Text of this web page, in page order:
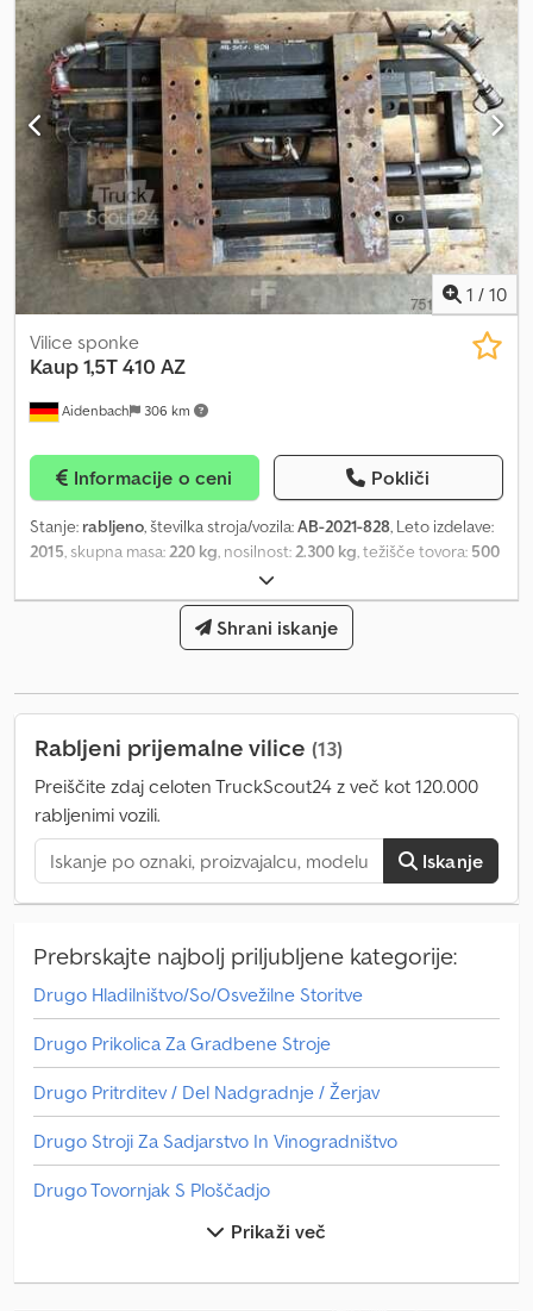
Ngqbofx Anmjha
1 / 10
Aidenbach 306 km
Vilice sponke
Kaup1,5T 410 AZ
Informacije o ceni Pokliči
Stanje: rabljeno, številka stroja/vozila:AB-2021-828, Leto izdelave:
2015, skupna masa:220 kg, nosilnost:2.300 kg, težišče tovora: 500
1.130 mm
spremembe pridržane! Codpsw Ar Rgsfx Anmjha
Shrani iskanje
Rabljeni prijemalne vilice (13)
Preiščite zdaj celoten TruckScout24 z več kot 120.000
rabljenimi vozili.
Iskanje
Prebrskajte najbolj priljubljene kategorije:
Drugo Hladilništvo/So/Osvežilne Storitve
Drugo Prikolica Za Gradbene Stroje
Drugo Pritrditev / Del Nadgradnje / Žerjav
Drugo Stroji Za Sadjarstvo In Vinogradništvo
Drugo Tovornjak S Ploščadjo
Drugo Viličar Za Vse Terene
Dvonadstropna Vozila
Prikaži več